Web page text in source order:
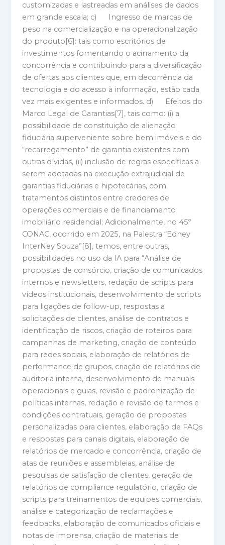
customizadas e lastreadas em análises de dados
em grande escala; c) Ingresso de marcas de
peso na comercialização e na operacionalização
do produto[6]: tais como escritórios de
investimentos fomentando o acirramento da
concorrência e contribuindo para a diversificação
de ofertas aos clientes que, em decorrência da
tecnologia e do acesso à informação, estão cada
vez mais exigentes e informados. d) Efeitos do
Marco Legal de Garantias[7], tais como: (i) a
possibilidade de constituição de alienação
fiduciária superveniente sobre bem imóveis e do
“recarregamento” de garantia existentes com
outras dívidas, (ii) inclusão de regras específicas a
serem adotadas na execução extrajudicial de
garantias fiduciárias e hipotecárias, com
tratamentos distintos entre credores de
operações comerciais e de financiamento
imobiliário residencial; Adicionalmente, no 45º
CONAC, ocorrido em 2025, na Palestra “Edney
InterNey Souza”[8], temos, entre outras,
possibilidades no uso da IA para “Análise de
propostas de consórcio, criação de comunicados
internos e newsletters, redação de scripts para
vídeos institucionais, desenvolvimento de scripts
para ligações de follow-up, respostas a
solicitações de clientes, análise de contratos e
identificação de riscos, criação de roteiros para
campanhas de marketing, criação de conteúdo
para redes sociais, elaboração de relatórios de
performance de grupos, criação de relatórios de
auditoria interna, desenvolvimento de manuais
operacionais e guias, revisão e padronização de
políticas internas, redação e revisão de termos e
condições contratuais, geração de propostas
personalizadas para clientes, elaboração de FAQs
e respostas para canais digitais, elaboração de
relatórios de mercado e concorrência, criação de
atas de reuniões e assembleias, análise de
pesquisas de satisfação de clientes, geração de
relatórios de compliance regulatório, criação de
scripts para treinamentos de equipes comerciais,
análise e categorização de reclamações e
feedbacks, elaboração de comunicados oficiais e
notas de imprensa, criação de materiais de